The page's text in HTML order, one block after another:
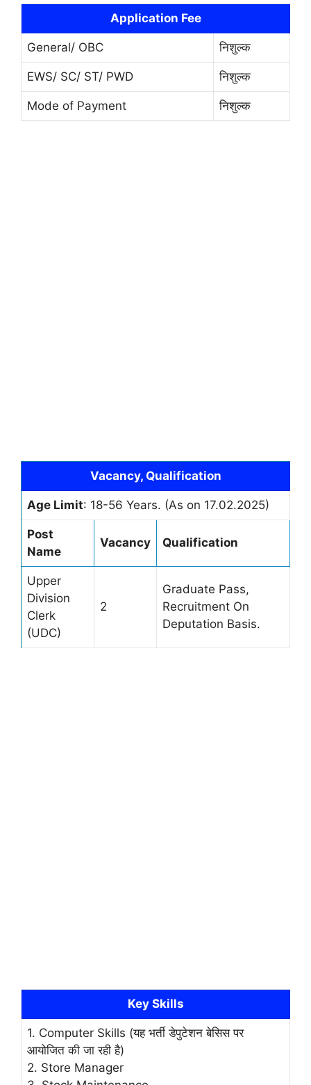
Application Fee
General/ OBC निशुल्क
EWS/ SC/ ST/ PWD निशुल्क
Mode of Payment निशुल्क
Vacancy, Qualification
Age Limit: 18-56 Years. (As on 17.02.2025)
Post
Name
Vacancy Qualification
Upper
Division
Clerk
(UDC)
2
Graduate Pass,
Recruitment On
Deputation Basis.
Key Skills
1. Computer Skills (यह भर्ती डेपुटेशन बेसिस पर
आयोजित की जा रही है)
2. Store Manager